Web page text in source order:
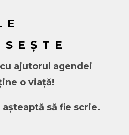
ajutorul agendei
o viață!
să fie scrie.